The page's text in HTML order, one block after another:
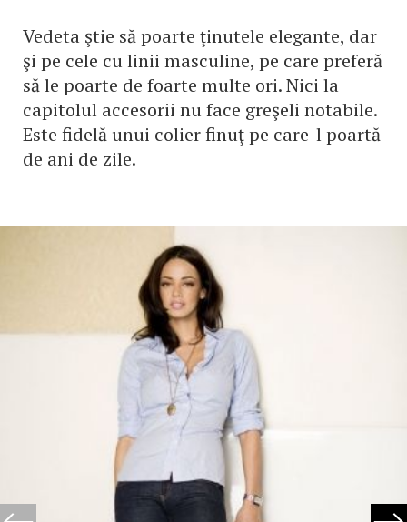
Vedeta ştie să poarte ţinutele elegante, dar
şi pe cele cu linii masculine, pe care preferă
să le poarte de foarte multe ori. Nici la
capitolul accesorii nu face greşeli notabile.
Este fidelă unui colier finuţ pe care-l poartă
de ani de zile.